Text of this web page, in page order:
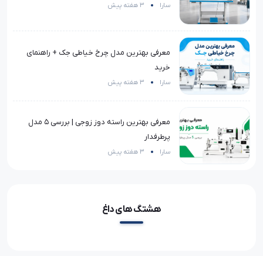
سارا 3 هفته پیش
معرفی بهترین مدل چرخ خیاطی جک + راهنمای
خرید
سارا 3 هفته پیش
معرفی بهترین راسته دوز زوجی | بررسی 5 مدل
پرطرفدار
سارا 3 هفته پیش
هشتگ های داغ